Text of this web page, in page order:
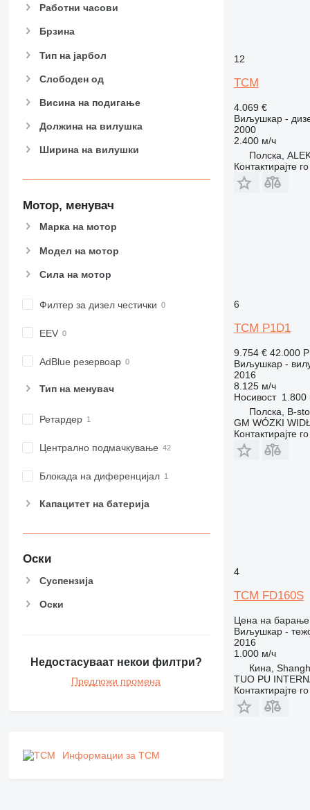
Работни часови
Брзина
Тип на јарбол
Слободен од
Висина на подигање
Должина на вилушка
Ширина на вилушки
Мотор, менувач
Марка на мотор
Модел на мотор
Сила на мотор
Филтер за дизел честички
EEV
AdBlue резервоар
Тип на менувач
Ретардер
Централно подмачкување
Блокада на диференцијал
Капацитет на батерија
Оски
Суспензија
Оски
Недостасуваат некои филтри?
Предложи промена
Информации за TCM
12
TCM
4.069 €
Виљушкар -
2000
2.400 м/ч
Полска,
Контактирајте
6
TCM P1D1
9.754 € 42.000
Виљушкар -
2016
8.125 м/ч
Носивост 1.800
Полска, B-
GM WÓZKI
Контактирајте
4
TCM FD160S
Цена на барање
Виљушкар -
2016
1.000 м/ч
Кина,
TUO PU
Контактирајте